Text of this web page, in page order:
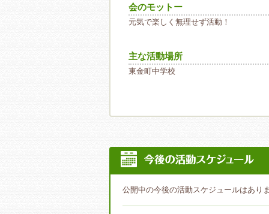
会のモットー
元気で楽しく無理せず活動！
主な活動場所
東金町中学校
公開中の今後の活動スケジュールはあり